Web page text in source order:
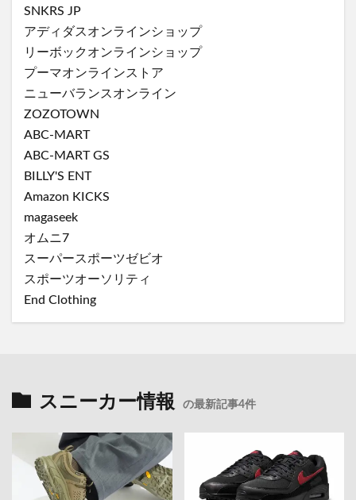
SNKRS JP
アディダスオンラインショップ
リーボックオンラインショップ
プーマオンラインストア
ニューバランスオンライン
ZOZOTOWN
ABC-MART
ABC-MART GS
BILLY'S ENT
Amazon KICKS
magaseek
オムニ7
スーパースポーツゼビオ
スポーツオーソリティ
End Clothing
スニーカー情報 の最新記事4件